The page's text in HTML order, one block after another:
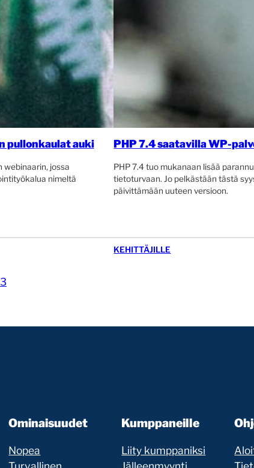
pullonkaulat auki
webinaarin, jossa
nimeltä
PHP 7.4 saatavilla WP-
PHP 7.4 tuo mukanaan lisää
tietoturvaan. Jo pelkästään tästä
päivittämään uuteen versioon.
KEHITTÄJILLE
3
Ominaisuudet
Nopea
Kumppaneille
Liity kumppaniksi